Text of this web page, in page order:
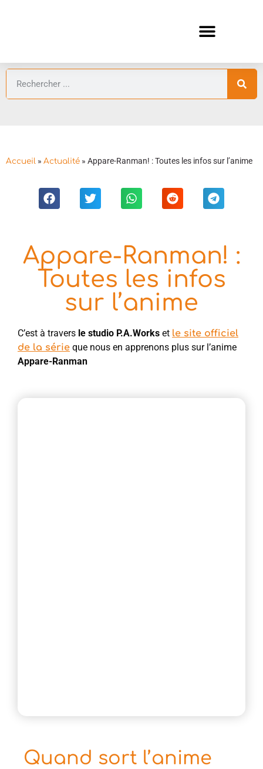
Accueil » Actualité » Appare-Ranman! : Toutes les infos sur l’anime
Appare-Ranman! :
Toutes les infos
sur l’anime
C’est à travers le studio P.A.Works et le site officiel
de la série que nous en apprenons plus sur l’anime
Appare-Ranman
Quand sort l’anime